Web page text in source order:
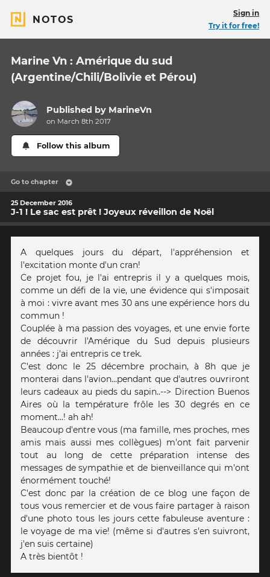
NOTOS
Sign in
Try it for free!
Marine Vn : Amérique du sud
(Argentine/Chili/Bolivie et Pérou)
Published by MarineVn
on March 8th 2017
Follow this album
Go to chapter
25 December 2016
J-1 ! Le sac est prêt ! Joyeux réveillon de Noël
A quelques jours du départ, l'appréhension et
l'excitation monte d'un cran!
Ce projet fou, je l'ai entrepris il y a quelques mois,
comme un défi de la vie, une évidence qui s'imposait
à moi : vivre avant mes 30 ans une expérience hors du
commun !
Couplée à ma passion des voyages, et une envie forte
de découvrir l'Amérique du Sud depuis plusieurs
années : j'ai entrepris ce trek.
C'est donc le 25 décembre prochain, à 8h que je
monterai dans l'avion...pendant que d'autres ouvriront
leurs cadeaux au pieds du sapin..--> Direction Buenos
Aires où la température frôle les 30 degrés en ce
moment...! ah ah!
Beaucoup d'entre vous (ma famille, mes proches, mes
amis mais aussi mes collègues) m'ont fait parvenir
tout au long de cette préparation intense des
messages de sympathie et de bienveillance qui m'ont
énormément touché!
C'est donc par la création de ce blog une façon de
tous vous remercier et de vous faire partager à raison
d'une photo tous les jours cette fabuleuse aventure :
le voyage de ma vie! (même si d'autres s'en suivront,
j'en suis certaine)
A très bientôt !